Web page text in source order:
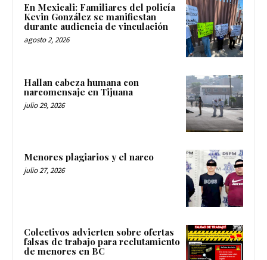
En Mexicali: Familiares del policía
Kevin González se manifiestan
durante audiencia de vinculación
agosto 2, 2026
Hallan cabeza humana con
narcomensaje en Tijuana
julio 29, 2026
Menores plagiarios y el narco
julio 27, 2026
Colectivos advierten sobre ofertas
falsas de trabajo para reclutamiento
de menores en BC